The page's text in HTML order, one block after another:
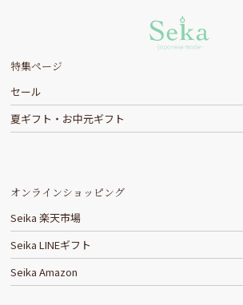
特集ページ
セール
夏ギフト・お中元ギフト
オンラインショッピング
Seika 楽天市場
Seika LINEギフト
Seika Amazon